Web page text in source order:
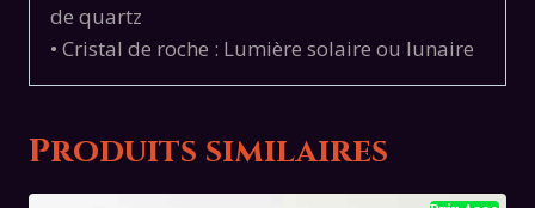
de quartz
• Cristal de roche : Lumière solaire ou lunaire
Produits similaires